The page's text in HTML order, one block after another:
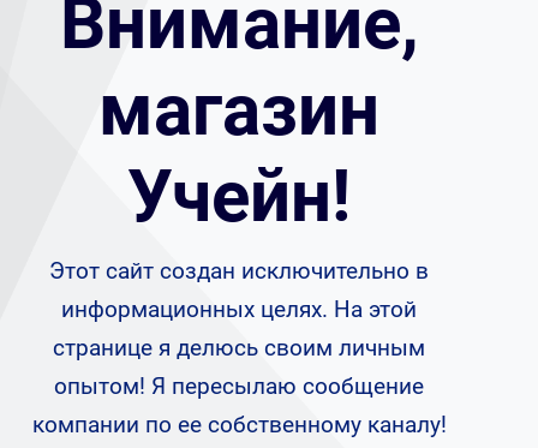
Внимание,
магазин
Учейн!
Этот сайт создан исключительно в
информационных целях. На этой
странице я делюсь своим личным
опытом! Я пересылаю сообщение
компании по ее собственному каналу!